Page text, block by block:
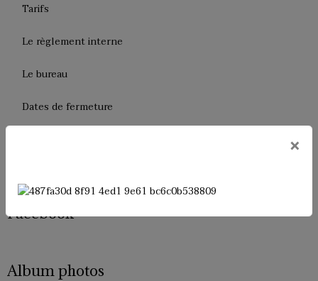
Tarifs
Le règlement interne
Le bureau
Dates de fermeture
Facebook
Album photos
×